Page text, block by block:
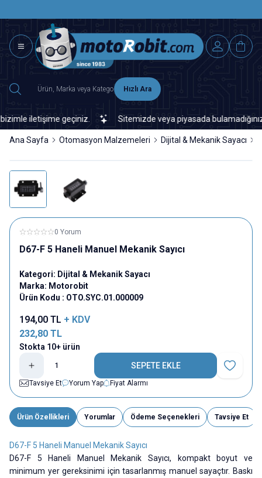
Hızlı Ara
iletişime geçiniz. Sitemizde veya piyasada bulamadığınız
Ana Sayfa Otomasyon Malzemeleri Dijital & Mekanik Sayacı
0 Yorum
D67-F 5 Haneli Manuel Mekanik Sayıcı
Kategori: Dijital & Mekanik Sayacı
Marka: Motorobit
Ürün Kodu : OTO.SYC.01.000009
194,00 TL + KDV
232,80 TL
Stokta 10+ ürün
SEPETE EKLE
Favoriye
Tavsiye Et
Yorum Yap Fiyat Alarmı
Ürün Özellikleri Yorumlar Ödeme Seçenekleri Tavsiye Et
D67-F 5 Haneli Manuel Mekanik Sayıcı
D67-F 5 Haneli Manuel Mekanik Sayıcı,
kompakt boyut ve
minimum yer gereksinimi için tasarlanmış manuel sayaçtır. Baskı